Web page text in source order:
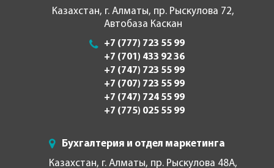
Казахстан, г. Алматы, пр. Рыскулова 72,
Автобаза Каскан
+7 (777) 723 55 99
+7 (701) 433 92 36
+7 (747) 723 55 99
+7 (707) 723 55 99
+7 (747) 724 55 99
+7 (775) 025 55 99
Бухгалтерия и отдел маркетинга
Казахстан, г. Алматы, пр. Рыскулова 48А,